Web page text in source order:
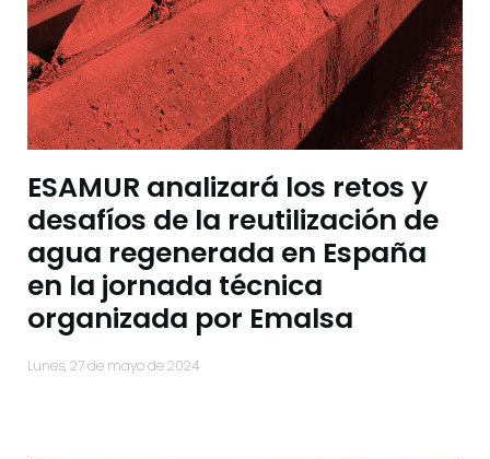
ESAMUR analizará los retos y
desafíos de la reutilización de
agua regenerada en España
en la jornada técnica
organizada por Emalsa
lunes, 27 de mayo de 2024